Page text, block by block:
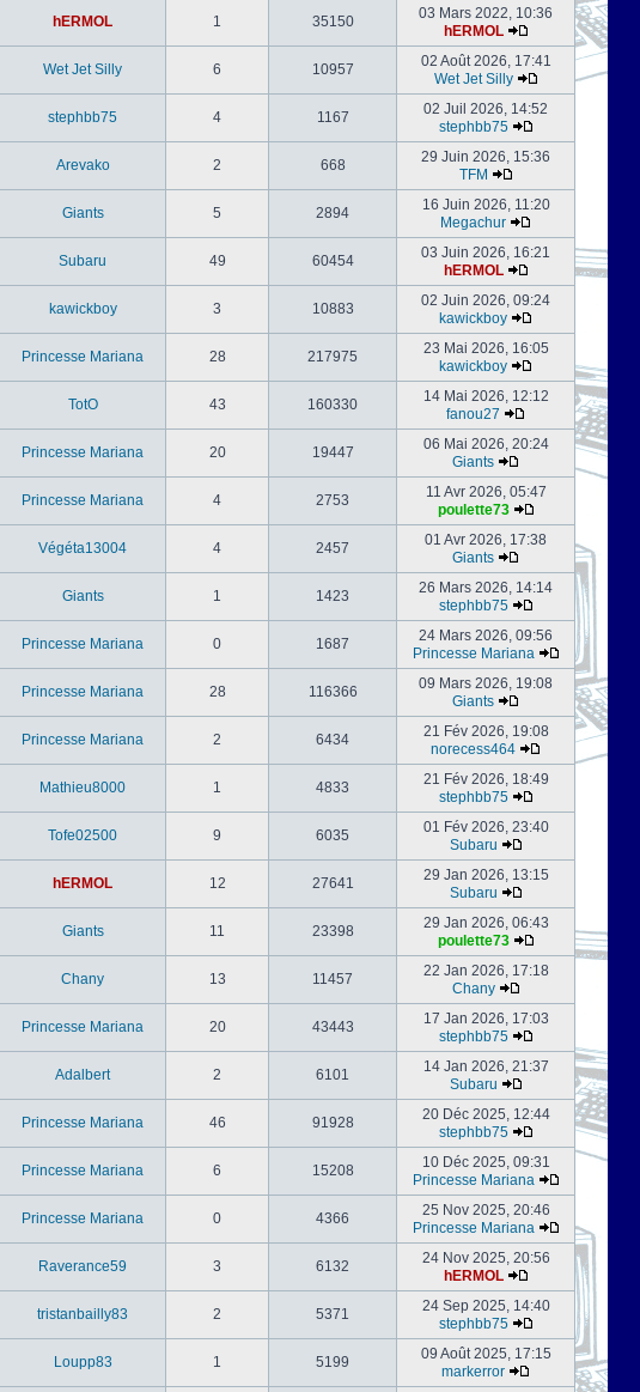
hERMOL 1 35150
03 Mars 2022, 10:36
hERMOL
Wet Jet Silly 6 10957
02 Août 2026, 17:41
Wet Jet Silly
stephbb75 4 1167
02 Juil 2026, 14:52
stephbb75
Arevako 2 668
29 Juin 2026, 15:36
TFM
Giants 5 2894
16 Juin 2026, 11:20
Megachur
Subaru 49 60454
03 Juin 2026, 16:21
hERMOL
kawickboy 3 10883
02 Juin 2026, 09:24
kawickboy
Princesse Mariana 28 217975
23 Mai 2026, 16:05
kawickboy
TotO 43 160330
14 Mai 2026, 12:12
fanou27
Princesse Mariana 20 19447
06 Mai 2026, 20:24
Giants
Princesse Mariana 4 2753
11 Avr 2026, 05:47
poulette73
Végéta13004 4 2457
01 Avr 2026, 17:38
Giants
Giants 1 1423
26 Mars 2026, 14:14
stephbb75
Princesse Mariana 0 1687
24 Mars 2026, 09:56
Princesse Mariana
Princesse Mariana 28 116366
09 Mars 2026, 19:08
Giants
Princesse Mariana 2 6434
21 Fév 2026, 19:08
norecess464
Mathieu8000 1 4833
21 Fév 2026, 18:49
stephbb75
Tofe02500 9 6035
01 Fév 2026, 23:40
Subaru
hERMOL 12 27641
29 Jan 2026, 13:15
Subaru
Giants 11 23398
29 Jan 2026, 06:43
poulette73
Chany 13 11457
22 Jan 2026, 17:18
Chany
Princesse Mariana 20 43443
17 Jan 2026, 17:03
stephbb75
Adalbert 2 6101
14 Jan 2026, 21:37
Subaru
Princesse Mariana 46 91928
20 Déc 2025, 12:44
stephbb75
Princesse Mariana 6 15208
10 Déc 2025, 09:31
Princesse Mariana
Princesse Mariana 0 4366
25 Nov 2025, 20:46
Princesse Mariana
Raverance59 3 6132
24 Nov 2025, 20:56
hERMOL
tristanbailly83 2 5371
24 Sep 2025, 14:40
stephbb75
Loupp83 1 5199
09 Août 2025, 17:15
markerror